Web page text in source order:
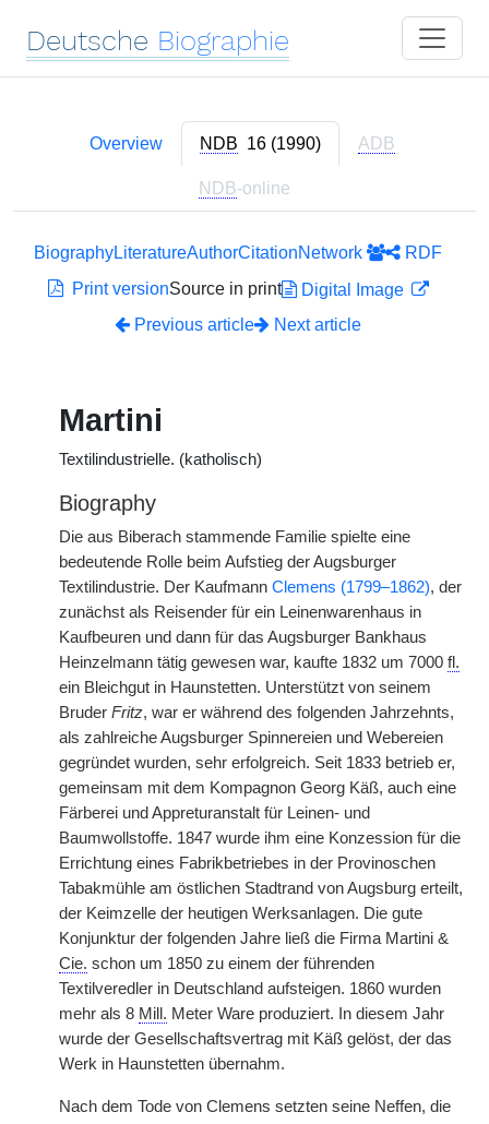
Deutsche Biographie
Overview NDB 16 (1990) ADB
NDB-online
BiographyLiteratureAuthorCitationNetwork
RDF
Print versionSource in print
Digital Image
Previous article
Next article
Martini
Textilindustrielle. (katholisch)
Biography
Die aus Biberach stammende Familie spielte eine
bedeutende Rolle beim Aufstieg der Augsburger
Textilindustrie. Der Kaufmann Clemens (1799–1862), der
zunächst als Reisender für ein Leinenwarenhaus in
Kaufbeuren und dann für das Augsburger Bankhaus
Heinzelmann tätig gewesen war, kaufte 1832 um 7000 fl.
ein Bleichgut in Haunstetten. Unterstützt von seinem
Bruder Fritz, war er während des folgenden Jahrzehnts,
als zahlreiche Augsburger Spinnereien und Webereien
gegründet wurden, sehr erfolgreich. Seit 1833 betrieb er,
gemeinsam mit dem Kompagnon Georg Käß, auch eine
Färberei und Appreturanstalt für Leinen- und
Baumwollstoffe. 1847 wurde ihm eine Konzession für die
Errichtung eines Fabrikbetriebes in der Provinoschen
Tabakmühle am östlichen Stadtrand von Augsburg erteilt,
der Keimzelle der heutigen Werksanlagen. Die gute
Konjunktur der folgenden Jahre ließ die Firma Martini &
Cie. schon um 1850 zu einem der führenden
Textilveredler in Deutschland aufsteigen. 1860 wurden
mehr als 8 Mill. Meter Ware produziert. In diesem Jahr
wurde der Gesellschaftsvertrag mit Käß gelöst, der das
Werk in Haunstetten übernahm.
Nach dem Tode von Clemens setzten seine Neffen, die